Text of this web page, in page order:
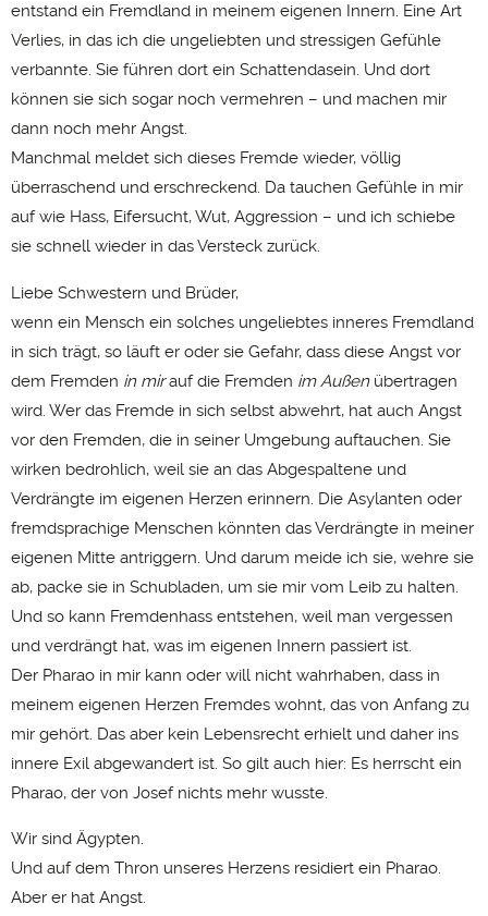
entstand ein Fremdland in meinem eigenen Innern. Eine Art
Verlies, in das ich die ungeliebten und stressigen Gefühle
verbannte. Sie führen dort ein Schattendasein. Und dort
können sie sich sogar noch vermehren – und machen mir
dann noch mehr Angst.
Manchmal meldet sich dieses Fremde wieder, völlig
überraschend und erschreckend. Da tauchen Gefühle in mir
auf wie Hass, Eifersucht, Wut, Aggression – und ich schiebe
sie schnell wieder in das Versteck zurück.
Liebe Schwestern und Brüder,
wenn ein Mensch ein solches ungeliebtes inneres Fremdland
in sich trägt, so läuft er oder sie Gefahr, dass diese Angst vor
dem Fremden in mirauf die Fremden im Außenübertragen
wird. Wer das Fremde in sich selbst abwehrt, hat auch Angst
vor den Fremden, die in seiner Umgebung auftauchen. Sie
wirken bedrohlich, weil sie an das Abgespaltene und
Verdrängte im eigenen Herzen erinnern. Die Asylanten oder
fremdsprachige Menschen könnten das Verdrängte in meiner
eigenen Mitte antriggern. Und darum meide ich sie, wehre sie
ab, packe sie in Schubladen, um sie mir vom Leib zu halten.
Und so kann Fremdenhass entstehen, weil man vergessen
und verdrängt hat, was im eigenen Innern passiert ist.
Der Pharao in mir kann oder will nicht wahrhaben, dass in
meinem eigenen Herzen Fremdes wohnt, das von Anfang zu
mir gehört. Das aber kein Lebensrecht erhielt und daher ins
innere Exil abgewandert ist. So gilt auch hier: Es herrscht ein
Pharao, der von Josef nichts mehr wusste.
Wir sind Ägypten.
Und auf dem Thron unseres Herzens residiert ein Pharao.
Aber er hat Angst.